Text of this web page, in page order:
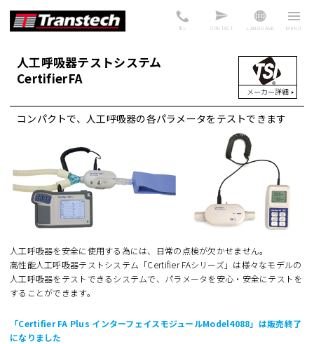
TEL CONTACT LANGUAGE
人工呼吸器テストシステム
CertifierFA
メーカー詳細
コンパクトで、人工呼吸器の各パラメータをテストできます
人工呼吸器を安全に使用する為には、日常の点検が欠かせません。
高性能人工呼吸器テストシステム「Certifier FAシリーズ」は様々なモデルの
人工呼吸器をテストできるシステムで、パラメータを安心・安全にテストを
することができます。
「Certifier FA Plus インターフェイスモジュールModel4088」は販売終了
になりました